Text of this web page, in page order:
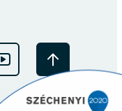
GYIK